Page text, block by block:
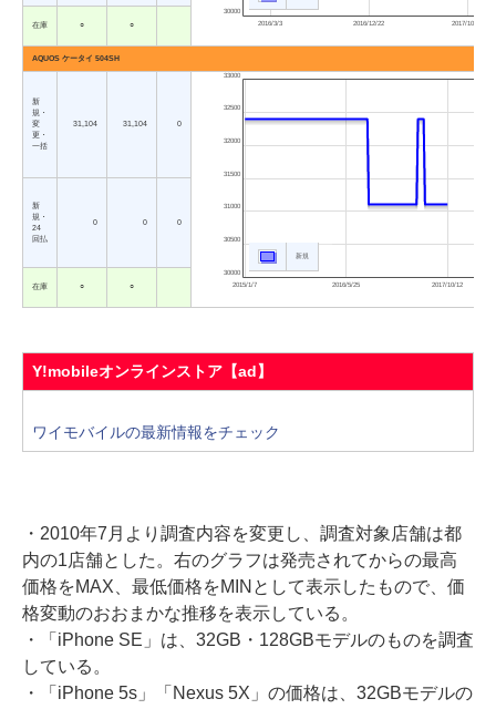
2016/3/3 2016/12/22 2017/10/12
30000
在庫 ○ ○
AQUOS ケータイ 504SH
新
規・
変
更・
一括
31,104 31,104 0
2015/1/7 2016/5/25 2017/10/12
30000
30500
31000
31500
32000
32500
33000
新規
新
規・
24
回払
0 0 0
在庫 ○ ○
Y!mobileオンラインストア【ad】
ワイモバイルの最新情報をチェック
・2010年7月より調査内容を変更し、調査対象店舗は都
内の1店舗とした。右のグラフは発売されてからの最高
価格をMAX、最低価格をMINとして表示したもので、価
格変動のおおまかな推移を表示している。
・「iPhone SE」は、32GB・128GBモデルのものを調査
している。
・「iPhone 5s」「Nexus 5X」の価格は、32GBモデルの